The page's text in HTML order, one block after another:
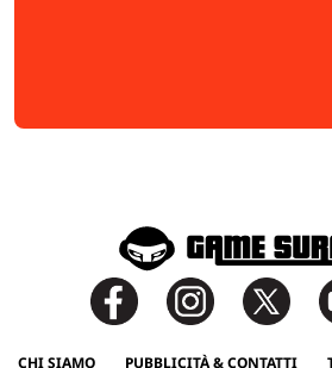
CHI SIAMO PUBBLICITÀ & CONTATTI